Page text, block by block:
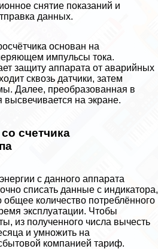
снятие показаний и
данных.
основан на
импульсы тока.
защиту аппарата от аварийных
сквозь датчики, затем
Далее, преобразованная в
на экране.
счетчика
с данного аппарата
списать данные с индикатора,
количество потрeблённого
эксплуатации. Чтобы
из полученного числа вычесть
и умножить на
компанией тариф.